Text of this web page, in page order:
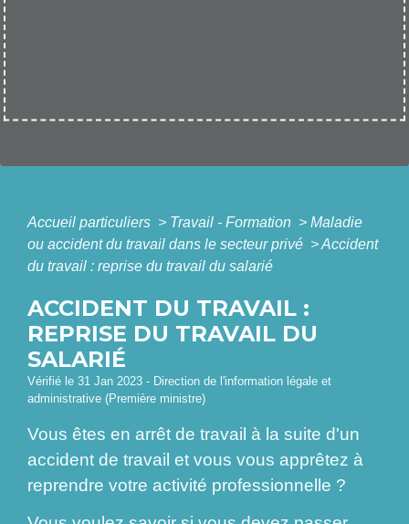
Accueil particuliers > Travail - Formation > Maladie
ou accident du travail dans le secteur privé >Accident
du travail : reprise du travail du salarié
ACCIDENT DU TRAVAIL :
REPRISE DU TRAVAIL DU
SALARIÉ
Vérifié le 31 Jan 2023 - Direction de l'information légale et
administrative (Première ministre)
Vous êtes en arrêt de travail à la suite d'un
accident de travail et vous vous apprêtez à
reprendre votre activité professionnelle ?